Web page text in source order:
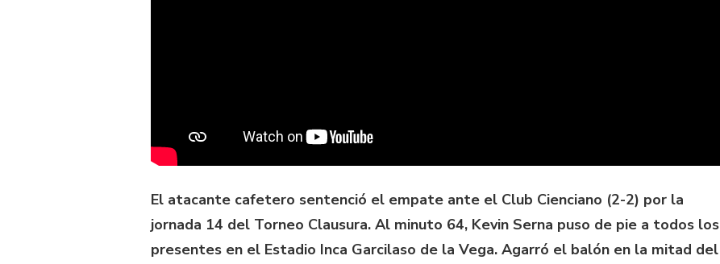
El atacante cafetero sentenció el empate ante el Club Cienciano (2-2) por la
jornada 14 del Torneo Clausura. Al minuto 64, Kevin Serna puso de pie a todos los
presentes en el Estadio Inca Garcilaso de la Vega. Agarró el balón en la mitad del